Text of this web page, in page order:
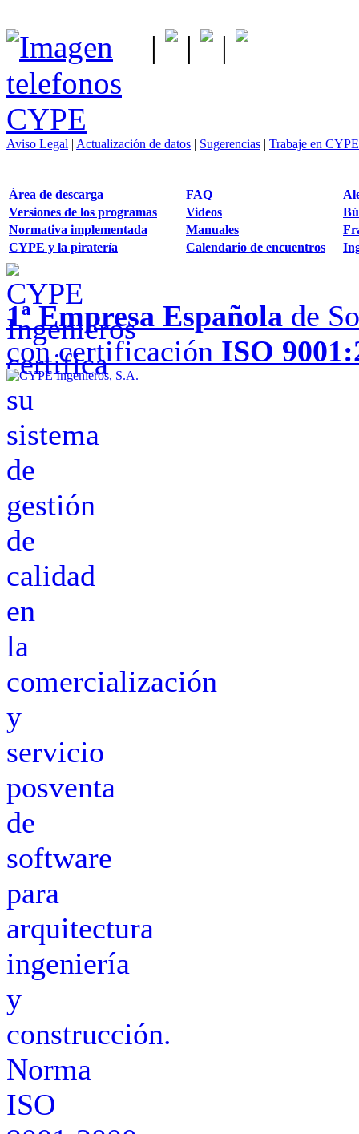
| | |
Aviso Legal | Actualización de datos | Sugerencias | Trabaje en CYPE
Área de descarga
Versiones de los programas
Normativa implementada
CYPE y la piratería
FAQ
Videos
Manuales
Calendario de encuentros
1ª Empresa Española de
con certificación ISO